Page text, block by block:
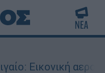
αερομαχία